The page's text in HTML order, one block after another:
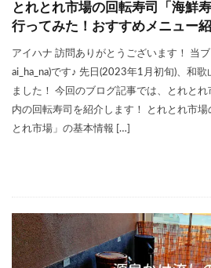
とれとれ市場の回転寿司「海鮮
行ってみた！おすすめメニュー
アイハナ 訪問ありがとうございます！ 当
ai_ha_na)です♪ 先日(2023年1月初旬)、和
ました！ 今回のブログ記事では、とれと
内の回転寿司を紹介します！ とれとれ市
とれ市場」の基本情報 […]